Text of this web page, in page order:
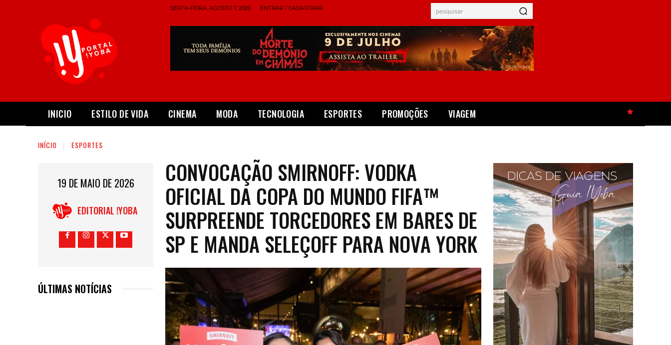
SEXTA-FEIRA, AGOSTO 7, 2026 ENTRAR / CADASTRAR pesquisar
INICIO ESTILO DE VIDA CINEMA MODA TECNOLOGIA ESPORTES PROMOÇÕES VIAGEM
INÍCIO ESPORTES
19 DE MAIO DE 2026
EDITORIAL !YOBA
ÚLTIMAS NOTÍCIAS
CONVOCAÇÃO SMIRNOFF: VODKA
OFICIAL DA COPA DO MUNDO FIFA™
SURPREENDE TORCEDORES EM BARES DE
SP E MANDA SELEÇOFF PARA NOVA YORK